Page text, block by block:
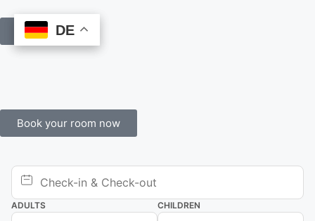
Book Online
Book your room now
ADULTS CHILDREN
DE
DE